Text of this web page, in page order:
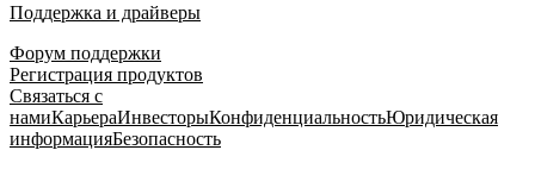
Поддержка и драйверы
Форум поддержки
Регистрация продуктов
Связаться с
намиКарьераИнвесторыКонфиденциальностьЮридическая
информацияБезопасность